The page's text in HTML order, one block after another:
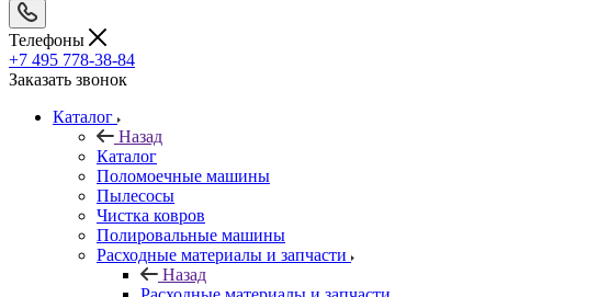
Телефоны
+7 495 778-38-84
Заказать звонок
Каталог
Назад
Каталог
Поломоечные машины
Пылесосы
Чистка ковров
Полировальные машины
Расходные материалы и запчасти
Назад